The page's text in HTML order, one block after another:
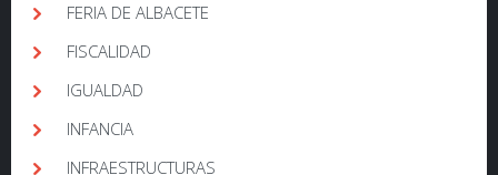
FERIA DE ALBACETE
FISCALIDAD
IGUALDAD
INFANCIA
INFRAESTRUCTURAS